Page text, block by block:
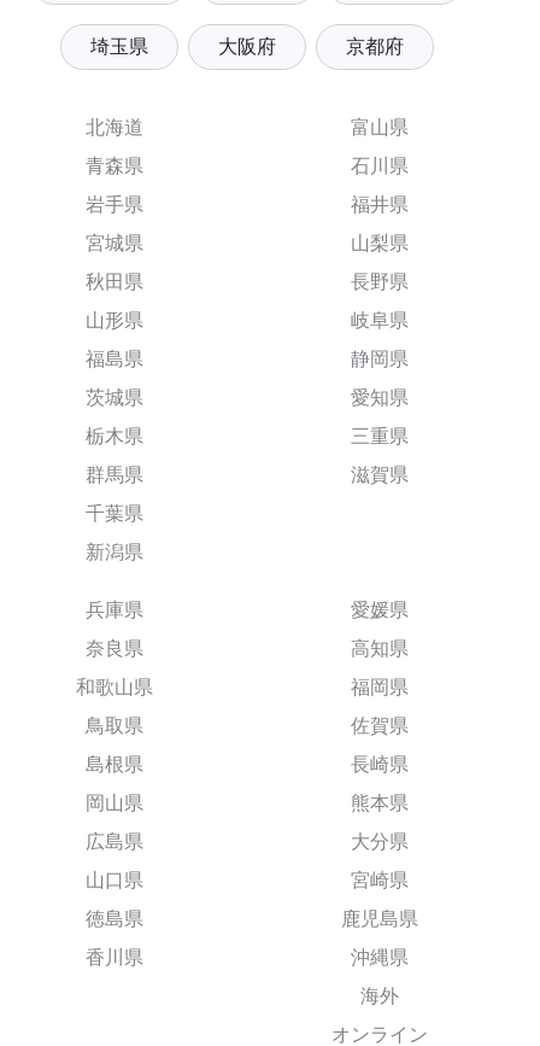
埼玉県 大阪府 京都府
北海道
青森県
岩手県
宮城県
秋田県
山形県
福島県
茨城県
栃木県
群馬県
千葉県
新潟県
富山県
石川県
福井県
山梨県
長野県
岐阜県
静岡県
愛知県
三重県
滋賀県
兵庫県
奈良県
和歌山県
鳥取県
島根県
岡山県
広島県
山口県
徳島県
香川県
愛媛県
高知県
福岡県
佐賀県
長崎県
熊本県
大分県
宮崎県
鹿児島県
沖縄県
海外
オンライン